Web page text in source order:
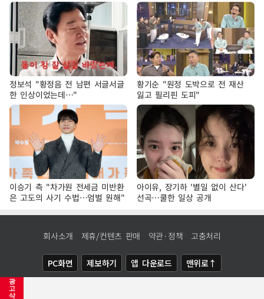
광
고
삭
정보석 "황정음 전 남편 서글서글
한 인상이었는데…"
황기순 "원정 도박으로 전 재산
잃고 필리핀 도피"
이승기 측 "차가원 전세금 미반환
은 고도의 사기 수법…엄벌 원해"
아이유, 장기하 '별일 없이 산다'
선곡…쿨한 일상 공개
회사소개 제휴/컨텐츠 판매 약관·정책 고충처리
PC화면 제보하기 앱 다운로드 맨위로↑